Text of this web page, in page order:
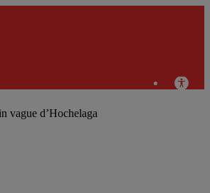
vague d’Hochelaga